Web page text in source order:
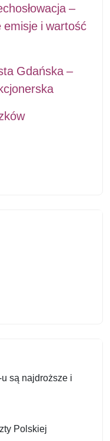
–
emisje i wartość
Gdańska –
są najdroższe i
Polskiej